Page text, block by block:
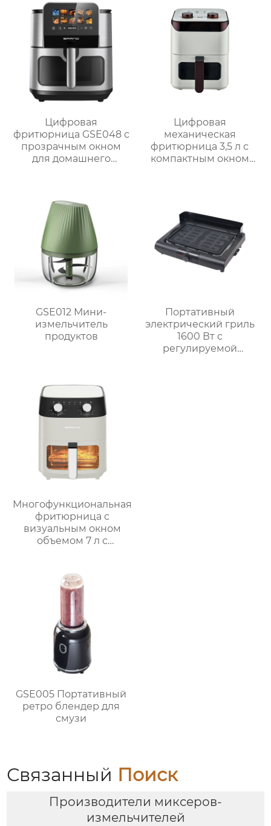
Цифровая
фритюрница GSE048 с
прозрачным окном
для домашнего
Цифровая
механическая
фритюрница 3,5 л с
компактным окном
GSE012 Мини-
измельчитель
продуктов
Портативный
электрический гриль
1600 Вт с
регулируемой
Многофункциональная
фритюрница с
визуальным окном
объемом 7 л с
– серия GSE038
GSE005 Портативный
ретро блендер для
смузи
Связанный Поиск
Производители миксеров-
измельчителей